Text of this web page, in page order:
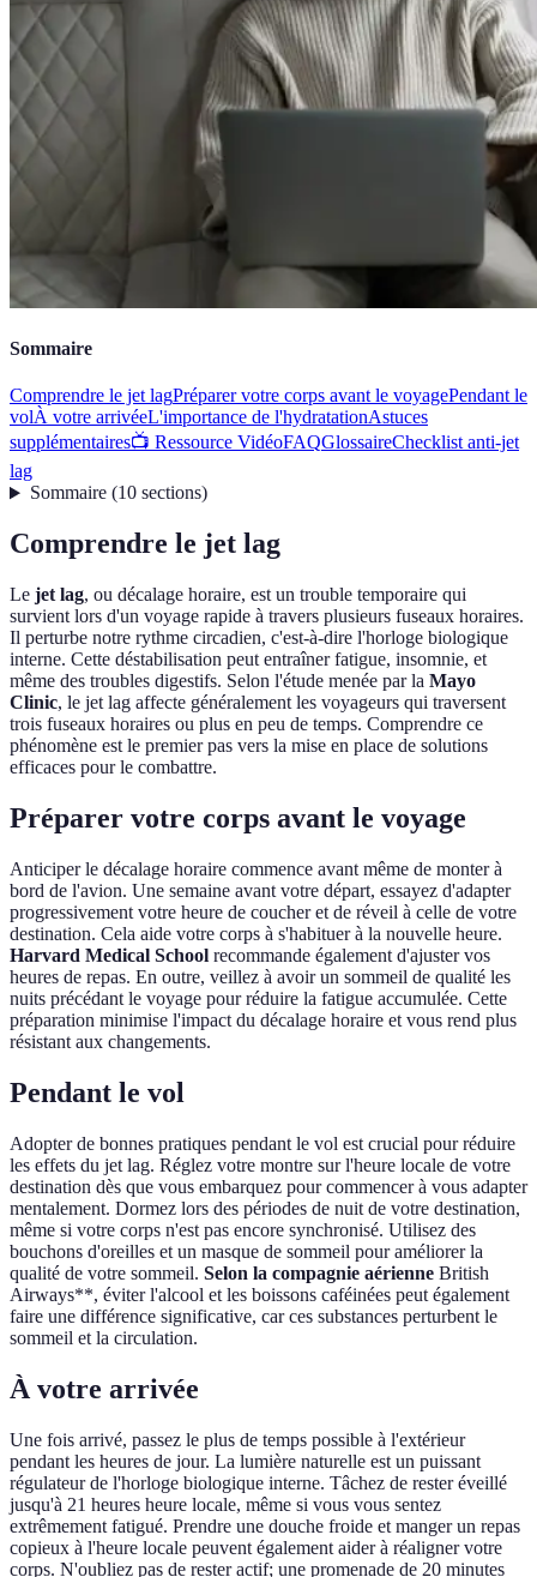
Sommaire
Comprendre le jet lagPréparer votre corps avant le voyagePendant le
volÀ votre arrivéeL'importance de l'hydratationAstuces
supplémentaires📺 Ressource VidéoFAQGlossaireChecklist anti-jet
lag
Sommaire(10 sections)
Comprendre le jet lag
Le jet lag, ou décalage horaire, est un trouble temporaire qui
survient lors d'un voyage rapide à travers plusieurs fuseaux horaires.
Il perturbe notre rythme circadien, c'est-à-dire l'horloge biologique
interne. Cette déstabilisation peut entraîner fatigue, insomnie, et
même des troubles digestifs. Selon l'étude menée par la Mayo
Clinic, le jet lag affecte généralement les voyageurs qui traversent
trois fuseaux horaires ou plus en peu de temps. Comprendre ce
phénomène est le premier pas vers la mise en place de solutions
efficaces pour le combattre.
Préparer votre corps avant le voyage
Anticiper le décalage horaire commence avant même de monter à
bord de l'avion. Une semaine avant votre départ, essayez d'adapter
progressivement votre heure de coucher et de réveil à celle de votre
destination. Cela aide votre corps à s'habituer à la nouvelle heure.
Harvard Medical School recommande également d'ajuster vos
heures de repas. En outre, veillez à avoir un sommeil de qualité les
nuits précédant le voyage pour réduire la fatigue accumulée. Cette
préparation minimise l'impact du décalage horaire et vous rend plus
résistant aux changements.
Pendant le vol
Adopter de bonnes pratiques pendant le vol est crucial pour réduire
les effets du jet lag. Réglez votre montre sur l'heure locale de votre
destination dès que vous embarquez pour commencer à vous adapter
mentalement. Dormez lors des périodes de nuit de votre destination,
même si votre corps n'est pas encore synchronisé. Utilisez des
bouchons d'oreilles et un masque de sommeil pour améliorer la
qualité de votre sommeil. Selon la compagnie aérienne British
Airways**, éviter l'alcool et les boissons caféinées peut également
faire une différence significative, car ces substances perturbent le
sommeil et la circulation.
À votre arrivée
Une fois arrivé, passez le plus de temps possible à l'extérieur
pendant les heures de jour. La lumière naturelle est un puissant
régulateur de l'horloge biologique interne. Tâchez de rester éveillé
jusqu'à 21 heures heure locale, même si vous vous sentez
extrêmement fatigué. Prendre une douche froide et manger un repas
copieux à l'heure locale peuvent également aider à réaligner votre
corps. N'oubliez pas de rester actif; une promenade de 20 minutes